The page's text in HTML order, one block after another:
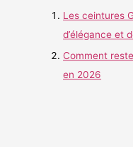
Les ceintures
d’élégance et
Comment
en 2026